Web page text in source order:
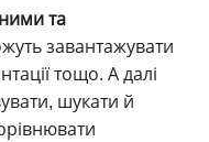
та
завантажувати
тощо. А далі
шукати й